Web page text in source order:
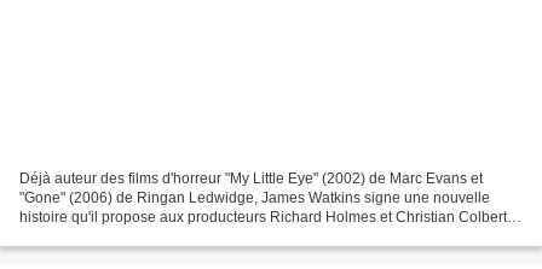
Déjà auteur des films d'horreur "My Little Eye" (2002) de Marc Evans et
"Gone" (2006) de Ringan Ledwidge, James Watkins signe une nouvelle
histoire qu'il propose aux producteurs Richard Holmes et Christian Colbert